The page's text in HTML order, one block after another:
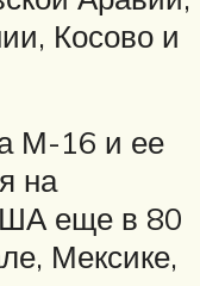
Косово и
М-16 и ее
на
еще в 80
Мексике,